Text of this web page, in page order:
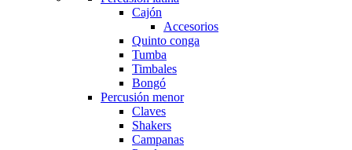
Cajón
Accesorios
Quinto conga
Tumba
Timbales
Bongó
Percusión menor
Claves
Shakers
Campanas